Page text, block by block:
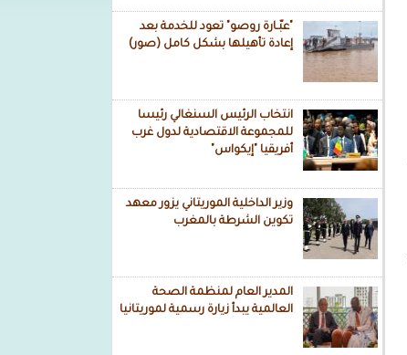
"عبّـارة روصو" تعود للخدمة بعد
إعادة تأهيلها بشكل كامل (صور)
انتخاب الرئيس السنغالي رئيسا
للمجموعة الاقتصادية لدول غرب
أفريقيا "إيكواس"
وزير الداخلية الموريتاني يزور معهد
تكوين الشرطة بالمغرب
المدير العام لمنظمة الصحة
العالمية يبدأ زيارة رسمية لموريتانيا